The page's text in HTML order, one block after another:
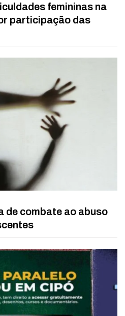
femininas na
participação das
de combate ao abuso